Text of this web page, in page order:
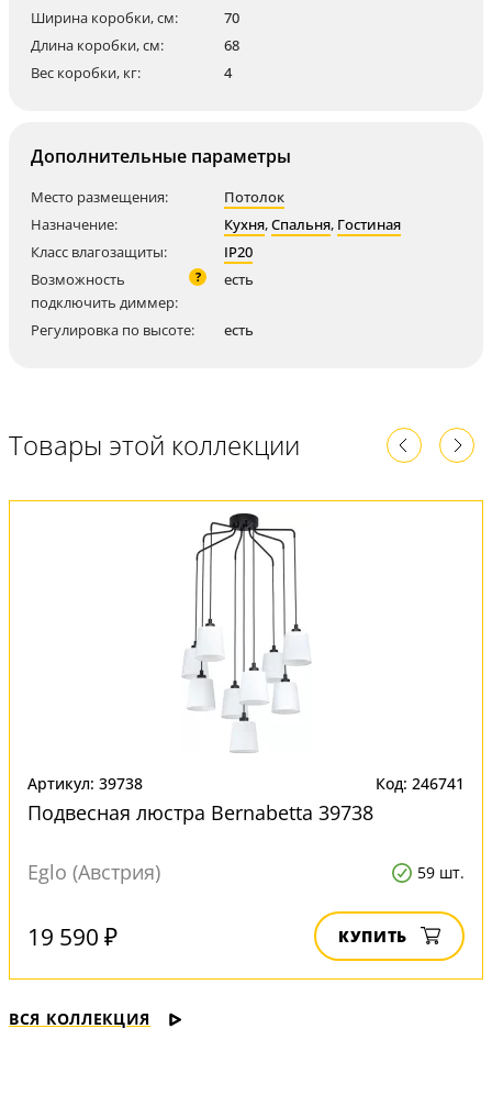
Ширина коробки, см:
70
Длина коробки, см:
68
Вес коробки, кг:
4
Дополнительные параметры
Место размещения:
Потолок
Назначение:
Кухня,Спальня, Гостиная
Класс влагозащиты:
IP20
Возможность
подключить диммер:
? есть
Регулировка по высоте: есть
Товары этой коллекции
Артикул: 39738 Код: 246741
Подвесная люстра Bernabetta 39738
Eglo (Австрия) 59 шт.
19 590 ₽ КУПИТЬ
ВСЯ КОЛЛЕКЦИЯ